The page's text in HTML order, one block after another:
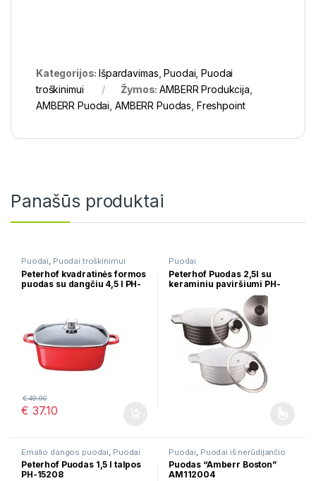
Kategorijos:Išpardavimas ,Puodai ,Puodai
troškinimui
Žymos:AMBERR Produkcija
AMBERR Puodai AMBERR Puodas Freshpoint
Panašūs produktai
Puodai, Puodai troškinimui
Peterhof kvadratinės formos
puodas su dangčiu 4,5 l PH-
€ 37.10
€49.90
Puodai
Peterhof Puodas 2,5l su
keraminiu paviršiumi PH-
Emalio dangos puodai Puodai
Peterhof Puodas 1,5 l talpos
PH-15208
Puodai Puodai iš nerūdijančio
plieno
Puodas “Amberr Boston”
AM112004